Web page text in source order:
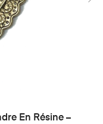
En Résine –